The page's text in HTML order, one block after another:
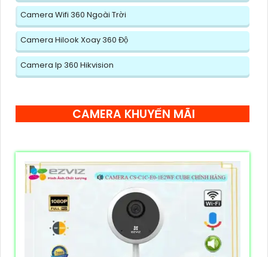
Camera Wifi 360 Ngoài Trời
Camera Hilook Xoay 360 Độ
Camera Ip 360 Hikvision
CAMERA KHUYẾN MÃI